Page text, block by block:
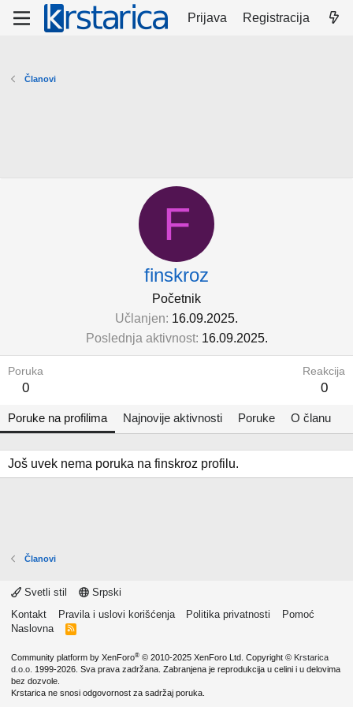
Prijava Registracija
Članovi
F
finskroz
Početnik
Učlanjen 16.09.2025.
Poslednja aktivnost 16.09.2025.
Poruka
0
Reakcija
0
Poruke na profilima Najnovije aktivnosti Poruke O članu
Još uvek nema poruka na finskroz profilu.
Članovi
Svetli stil
Srpski
Kontakt
Pravila i uslovi korišćenja Politika privatnosti
Pomoć
Naslovna
R
Community platform by XenForo® © 2010-2025 XenForo Ltd. Copyright © Krstarica
d.o.o. 1999-2026. Sva prava zadržana. Zabranjena je reprodukcija u celini i u delovima
bez dozvole.
Krstarica ne snosi odgovornost za sadržaj poruka.